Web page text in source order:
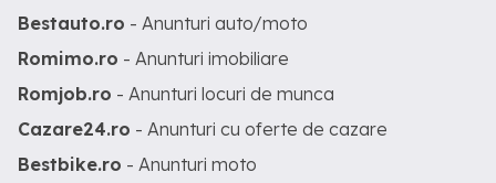
Bestauto.ro - Anunturi auto/moto
Romimo.ro - Anunturi imobiliare
Romjob.ro - Anunturi locuri de munca
Cazare24.ro - Anunturi cu oferte de cazare
Bestbike.ro - Anunturi moto